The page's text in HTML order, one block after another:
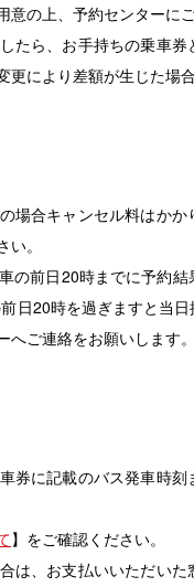
の上、予約センターにご
たら、お手持ちの乗車
により差額が生じた場
場合キャンセル料はか
。
の前日20時までに予約
日20時を過ぎますと当
ご連絡をお願いします。
券に記載のバス発車時
】をご確認ください。
は、お支払いいただい